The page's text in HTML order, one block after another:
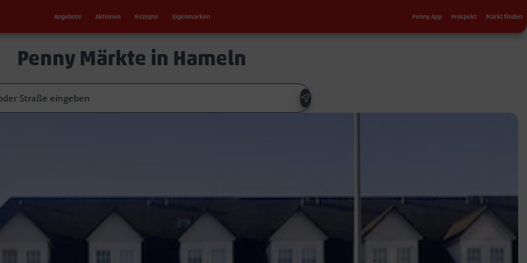
Angebote Aktionen Rezepte Eigenmarken Sekundärnavigation
Penny App Prospekt Markt finden
Penny Märkte in Hameln